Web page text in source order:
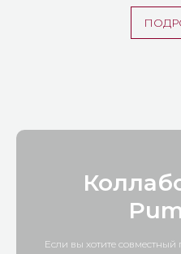
Если вы хотите